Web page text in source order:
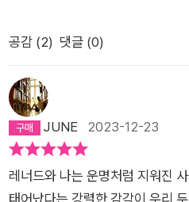
“안녕!”하며 알은체를 하게 될
는 영토를 힘겹게 횡단하다 국경
다. 뉴욕이든 서울이든 도시는 그
케 한다. 물론 사랑도 있다. 우연히
우정을 나눌 수도 있고, 또 우연히
바 없는 뜨거운 애정을 나눌 수도
낀다, 생각한다, 쓴다, 만난다, 이
어진다, 걷는다. 산다…. 도시에는
으며 주춤거렸어야 하는 대목에
하고 이날 밤의 불안은 신기하게
낭독에 내내 마음을 빼앗겼다. 그
실에 맞서지 않기 때문이라는 걸
런 상황이 오리라는 걸 이미 알고
략을 미리 세워두기라도 한 것처
타고 달릴 생각이었으며 그것이
그곳을 활용할 심산이었다.' 가장
이 쾌락을 침범하며 자신을 빚어
하기도 하고, 엄마가 너는 “내 울
기억을 파먹고 살아왔던 자신의 오
시에 몰려든 각양각색의 사람들,
과 이해를 지니고, 그 인물들과 그
되는 것, 그것은 타자로부터 언뜻
존재하는 삶의 모습들이다. 무리
하는 동료가 지닌 거리감의 성격
100개의 창을 만났습니다. 아마
결코 읽어 볼 생각조차 못했을 작
이 생경스럽지만 또 호기심을 자
지 기싱의 소설 [짝 없는 여자들]
[짝 없는 여자와 도시]를 다 읽고
중간중간 등장하고, 마지막에도
그런 작가가 언급한 책속의 작가
정이자 폐해라서 무력함과 무기
구의 일상도 휘두르는 정치 현실
즘에 따라 온전한 나 자신으로 살
지 못할 때마다 나의 강고함을 절
끝없이 가로막으리라는 것 - 그것
희일비는 물론 자기합리화의 방식
이고 고유한 것이 있을까. 반백년
곽을 겨우 알아차렸으나 지향할
는 이도 허투루 지나치지 않는 그
께 하므로.이 책에는 그녀와 오랜
무나 틀린 환경 때문에 친했다가
홀로 외롭게 있는 그녀와의 대화
는 인물들이 등장하고 위트있고
우선 그녀와 오랜 친구이며 처음
운명처럼 지워진 사회적 불평등
공감 (2) 댓글 (0)
JUNE 2023-12-23
레너드와 나는 운명처럼 지워진
태어났다는 강렬한 감각이 우리